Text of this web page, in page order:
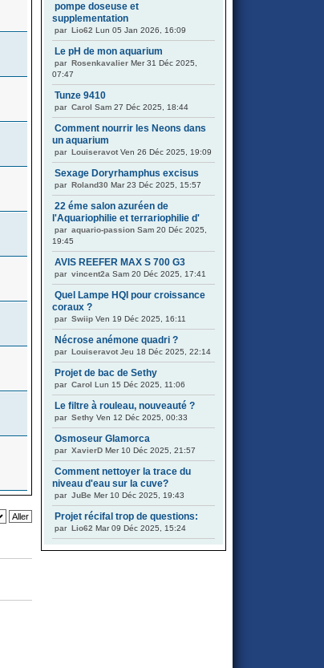
pompe doseuse et
supplementation
par Lio62 Lun 05 Jan 2026, 16:09
Le pH de mon aquarium
par Rosenkavalier Mer 31 Déc 2025,
07:47
Tunze 9410
par Carol Sam 27 Déc 2025, 18:44
Comment nourrir les Neons dans
un aquarium
par Louiseravot Ven 26 Déc 2025, 19:09
Sexage Doryrhamphus excisus
par Roland30 Mar 23 Déc 2025, 15:57
22 éme salon azuréen de
l'Aquariophilie et terrariophilie d'
par aquario-passion Sam 20 Déc 2025,
19:45
AVIS REEFER MAX S 700 G3
par vincent2a Sam 20 Déc 2025, 17:41
Quel Lampe HQI pour croissance
coraux ?
par Swiip Ven 19 Déc 2025, 16:11
Nécrose anémone quadri ?
par Louiseravot Jeu 18 Déc 2025, 22:14
Projet de bac de Sethy
par Carol Lun 15 Déc 2025, 11:06
Le filtre à rouleau, nouveauté ?
par Sethy Ven 12 Déc 2025, 00:33
Osmoseur Glamorca
par XavierD Mer 10 Déc 2025, 21:57
Comment nettoyer la trace du
niveau d'eau sur la cuve?
par JuBe Mer 10 Déc 2025, 19:43
Projet récifal trop de questions:
par Lio62 Mar 09 Déc 2025, 15:24